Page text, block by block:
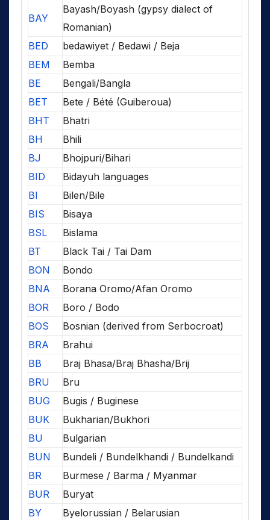
BAY
Bayash/Boyash (gypsy dialect of
Romanian)
BED
bedawiyet / Bedawi / Beja
BEM
Bemba
BE
Bengali/Bangla
BET
Bete / Bété (Guiberoua)
BHT
Bhatri
BH
Bhili
BJ
Bhojpuri/Bihari
BID
Bidayuh languages
BI
Bilen/Bile
BIS
Bisaya
BSL
Bislama
BT
Black Tai / Tai Dam
BON
Bondo
BNA
Borana Oromo/Afan Oromo
BOR
Boro / Bodo
BOS
Bosnian (derived from Serbocroat)
BRA
Brahui
BB
Braj Bhasa/Braj Bhasha/Brij
BRU
Bru
BUG
Bugis / Buginese
BUK
Bukharian/Bukhori
BU
Bulgarian
BUN
Bundeli / Bundelkhandi / Bundelkandi
BR
Burmese / Barma / Myanmar
BUR
Buryat
BY
Byelorussian / Belarusian